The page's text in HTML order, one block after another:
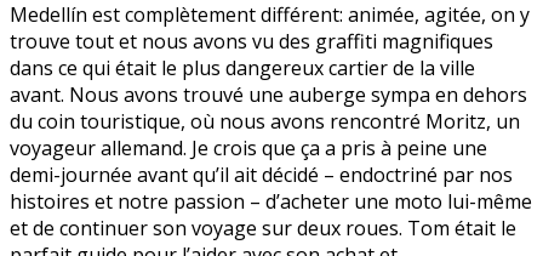
Medellín est complètement différent: animée, agitée, on y
trouve tout et nous avons vu des graffiti magnifiques
dans ce qui était le plus dangereux cartier de la ville
avant. Nous avons trouvé une auberge sympa en dehors
du coin touristique, où nous avons rencontré Moritz, un
voyageur allemand. Je crois que ça a pris à peine une
demi-journée avant qu’il ait décidé – endoctriné par nos
histoires et notre passion – d’acheter une moto lui-même
et de continuer son voyage sur deux roues. Tom était le